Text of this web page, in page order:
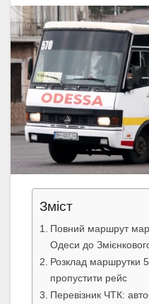
Зміст
Повний маршрут
Одеси до
Розклад маршрутки
пропустити рейс
Перевізник ЧТК: